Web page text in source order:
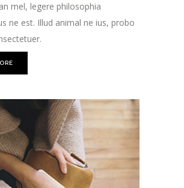
mel, legere philosophia
ne est. Illud animal ne ius, probo